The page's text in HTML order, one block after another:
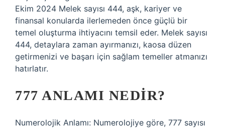
Ekim 2024 Melek sayısı 444, aşk, kariyer ve
finansal konularda ilerlemeden önce güçlü bir
temel oluşturma ihtiyacını temsil eder. Melek sayısı
444, detaylara zaman ayırmanızı, kaosa düzen
getirmenizi ve başarı için sağlam temeller atmanızı
hatırlatır.
777 ANLAMI NEDIR?
Numerolojik Anlamı: Numerolojiye göre, 777 sayısı